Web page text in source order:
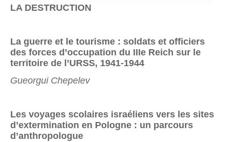
LA DESTRUCTION
La guerre et le tourisme : soldats et officiers
des forces d’occupation du IIIe Reich sur le
territoire de l’URSS, 1941-1944
Gueorgui Chepelev
Les voyages scolaires israéliens vers les sites
d’extermination en Pologne : un parcours
d’anthropologue